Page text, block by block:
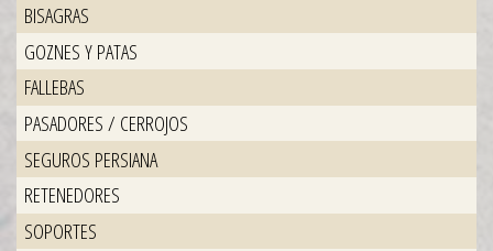
BISAGRAS
GOZNES Y PATAS
FALLEBAS
PASADORES / CERROJOS
SEGUROS PERSIANA
RETENEDORES
SOPORTES